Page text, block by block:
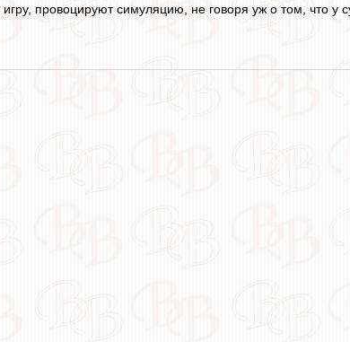
провоцируют симуляцию, не говоря уж о том, что у